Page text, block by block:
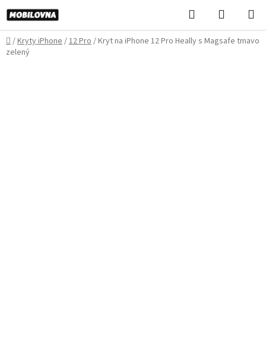
Prejsť
na
obsah
Hľadať
KOŠÍK
Domov
/Kryty iPhone/12 Pro/Kryt na iPhone 12 Pro Heally s Magsafe tmavo
zelený